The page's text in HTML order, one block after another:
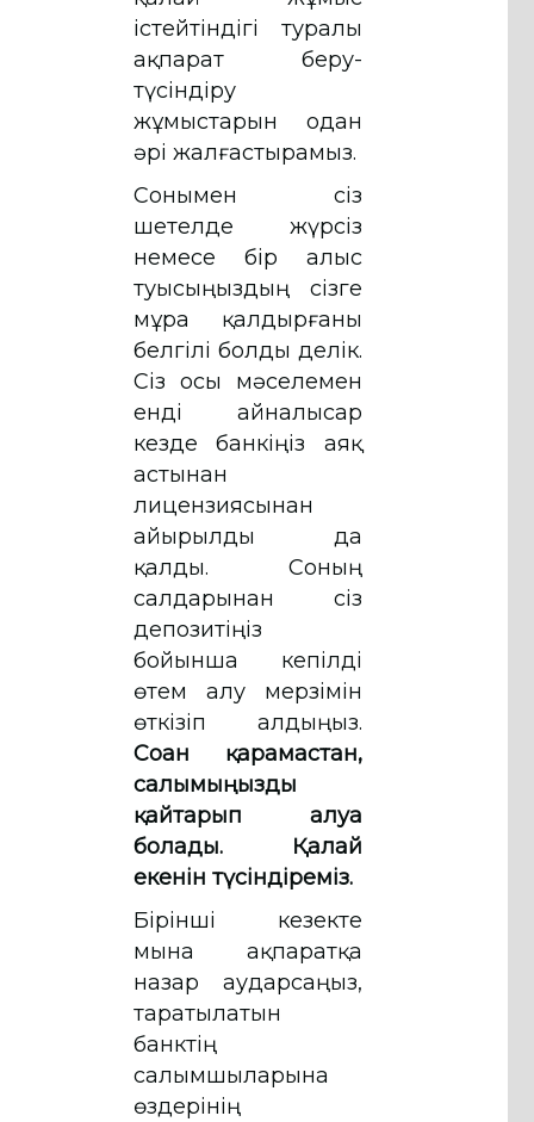
істейтіндігі туралы
ақпарат беру-
түсіндіру
жұмыстарын одан
әрі жалғастырамыз.
Сонымен сіз
шетелде жүрсіз
немесе бір алыс
туысыңыздың сізге
мұра қалдырғаны
белгілі болды делік.
Сіз осы мәселемен
енді айналысар
кезде банкіңіз аяқ
астынан
лицензиясынан
айырылды да
қалды. Соның
салдарынан сіз
депозитіңіз
бойынша кепілді
өтем алу мерзімін
өткізіп алдыңыз.
Соған қарамастан,
салымыңызды
қайтарып алуға
болады. Қалай
екенін түсіндіреміз.
Бірінші кезекте
мына ақпаратқа
назар аударсаңыз,
таратылатын
банктің
салымшыларына
өздерінің